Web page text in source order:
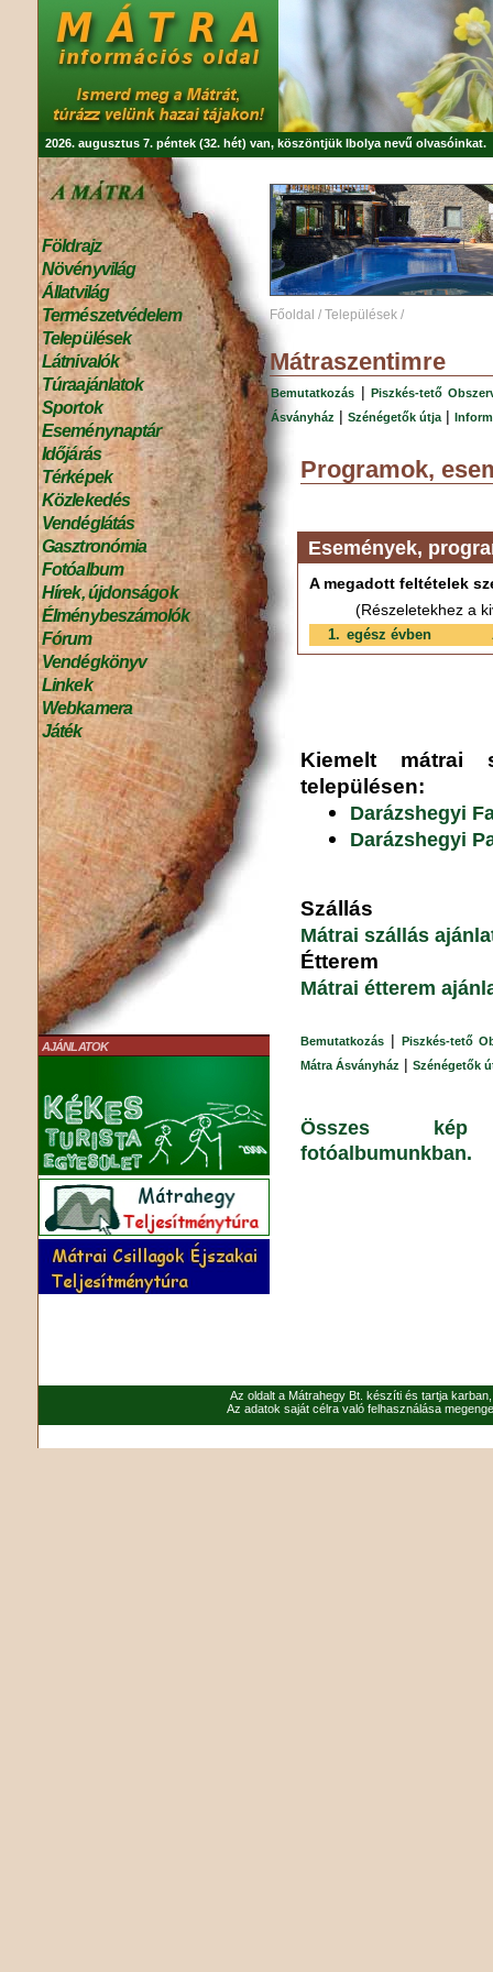
2026. augusztus 7. péntek (32. hét) van, köszöntjük Ibolya nevű olvasóinkat.
Földrajz
Növényvilág
Állatvilág
Természetvédelem
Települések
Látnivalók
Túraajánlatok
Sportok
Eseménynaptár
Időjárás
Térképek
Közlekedés
Vendéglátás
Gasztronómia
Fotóalbum
Hírek, újdonságok
Élménybeszámolók
Fórum
Vendégkönyv
Linkek
Webkamera
Játék
AJÁNLATOK
Főoldal / Települések /
Mátraszentimre
Bemutatkozás |Piszkés-tető
Ásványház | Szénégetők útja |
Programok,
Események,
A megadott feltételek
(Részeletekhez a
1. egész évben
Kiemelt mátrai
településen:
Darázshegyi
Darázshegyi
Szállás
Mátrai szállás
Étterem
Mátrai étterem
Bemutatkozás |Piszkés-tető
Mátra Ásványház | Szénégetők
Összes kép
fotóalbumunkban.
Az oldalt a Mátrahegy Bt. készíti és tartja
Az adatok saját célra való felhasználása